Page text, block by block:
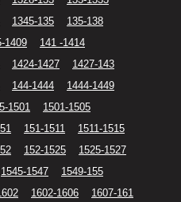
1345-135
135-138
1409
141 -1414
1424-1427
1427-143
144-1444
1444-1449
1501
1501-1505
151-1511
1511-1515
152-1525
1525-1527
1545-1547
1549-155
1602-1606
1607-161